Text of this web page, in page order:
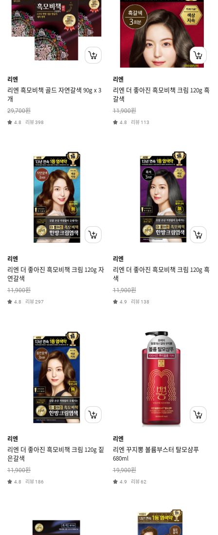
리엔
리엔 흑모비책 골드 자연갈색 90g x 3
개
29,700원
4.8 리뷰398
리엔
리엔 더 좋아진 흑모비책 크림 120g 흑
갈색
11,900원
4.8 리뷰 113
리엔
리엔 더 좋아진 흑모비책 크림 120g 자
연갈색
11,900원
4.8 리뷰297
리엔
리엔 더 좋아진 흑모비책 크림 120g 흑
색
11,900원
4.9 리뷰 138
리엔
리엔 더 좋아진 흑모비책 크림 120g 짙
은갈색
11,900원
4.8 리뷰 186
리엔
리엔 꾸지뽕 볼륨부스터 탈모샴푸
680ml
19,900원
4.9 리뷰62